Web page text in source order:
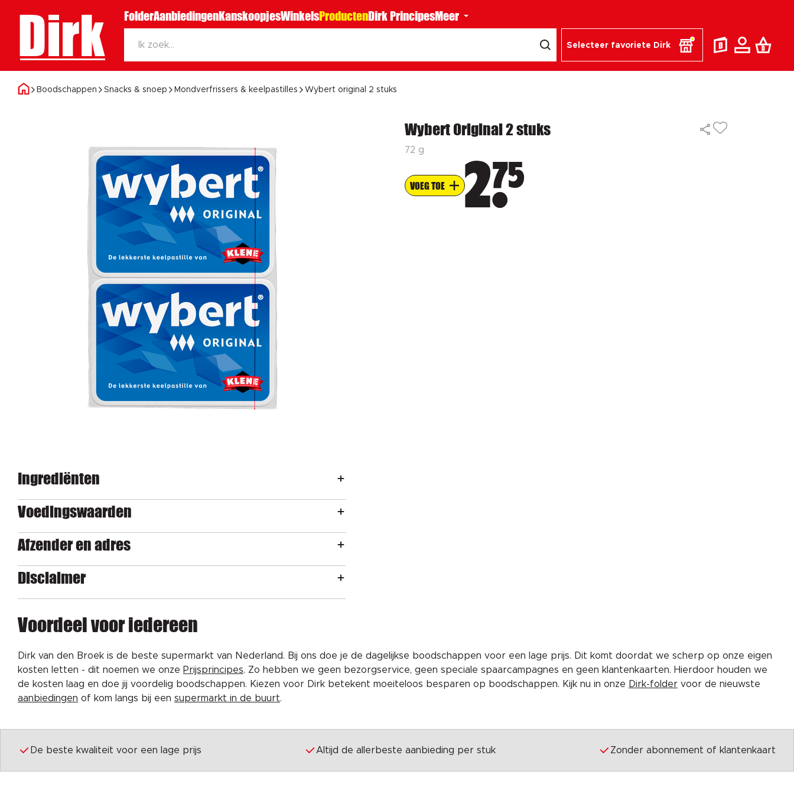
Dirk FolderAanbiedingenKanskoopjesWinkelsProductenDirk PrincipesMeer
Selecteer favoriete Dirk
Boodschappen Snacks & snoep Mondverfrissers & keelpastilles Wybert original 2 stuks
Wybert Original 2 stuks
72 g
VOEG TOE 275
Ingrediënten
Voedingswaarden
Afzender en adres
Disclaimer
Voordeel voor iedereen
Dirk van den Broek is de beste supermarkt van Nederland. Bij ons doe je de dagelijkse boodschappen voor een lage prijs. Dit komt doordat we scherp op onze eigen
kosten letten - dit noemen we onze Prijsprincipes. Zo hebben we geen bezorgservice, geen speciale spaarcampagnes en geen klantenkaarten. Hierdoor houden we
de kosten laag en doe jij voordelig boodschappen. Kiezen voor Dirk betekent moeiteloos besparen op boodschappen. Kijk nu in onze Dirk-folder voor de nieuwste
aanbiedingen of kom langs bij een supermarkt in de buurt.
De beste kwaliteit voor een lage prijs Altijd de allerbeste aanbieding per stuk Zonder abonnement of klantenkaart